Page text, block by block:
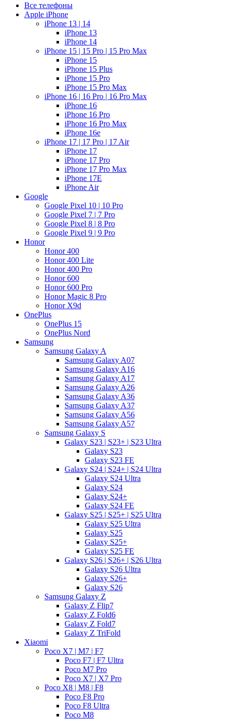
Все телефоны
Apple iPhone
iPhone 13 | 14
iPhone 13
iPhone 14
iPhone 15 | 15 Pro | 15 Pro Max
iPhone 15
iPhone 15 Plus
iPhone 15 Pro
iPhone 15 Pro Max
iPhone 16 | 16 Pro | 16 Pro Max
iPhone 16
iPhone 16 Pro
iPhone 16 Pro Max
iPhone 16e
iPhone 17 | 17 Pro | 17 Air
iPhone 17
iPhone 17 Pro
iPhone 17 Pro Max
iPhone 17E
iPhone Air
Google
Google Pixel 10 | 10 Pro
Google Pixel 7 | 7 Pro
Google Pixel 8 | 8 Pro
Google Pixel 9 | 9 Pro
Honor
Honor 400
Honor 400 Lite
Honor 400 Pro
Honor 600
Honor 600 Pro
Honor Magic 8 Pro
Honor X9d
OnePlus
OnePlus 15
OnePlus Nord
Samsung
Samsung Galaxy A
Samsung Galaxy A07
Samsung Galaxy A16
Samsung Galaxy A17
Samsung Galaxy A26
Samsung Galaxy A36
Samsung Galaxy A37
Samsung Galaxy A56
Samsung Galaxy A57
Samsung Galaxy S
Galaxy S23 | S23+ | S23 Ultra
Galaxy S23
Galaxy S23 FE
Galaxy S24 | S24+ | S24 Ultra
Galaxy S24 Ultra
Galaxy S24
Galaxy S24+
Galaxy S24 FE
Galaxy S25 | S25+ | S25 Ultra
Galaxy S25 Ultra
Galaxy S25
Galaxy S25+
Galaxy S25 FE
Galaxy S26 | S26+ | S26 Ultra
Galaxy S26 Ultra
Galaxy S26+
Galaxy S26
Samsung Galaxy Z
Galaxy Z Flip7
Galaxy Z Fold6
Galaxy Z Fold7
Galaxy Z TriFold
Xiaomi
Poco X7 | M7 | F7
Poco F7 | F7 Ultra
Poco M7 Pro
Poco X7 | X7 Pro
Poco X8 | M8 | F8
Poco F8 Pro
Poco F8 Ultra
Poco M8